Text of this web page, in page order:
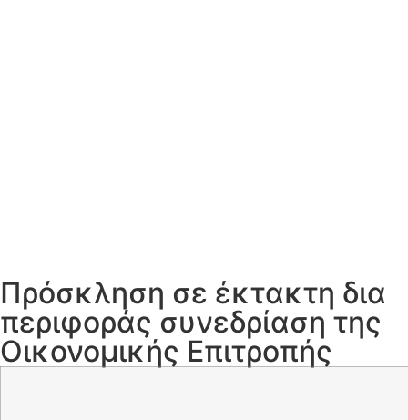
Πρόσκληση σε έκτακτη δια
περιφοράς συνεδρίαση της
Οικονομικής Επιτροπής